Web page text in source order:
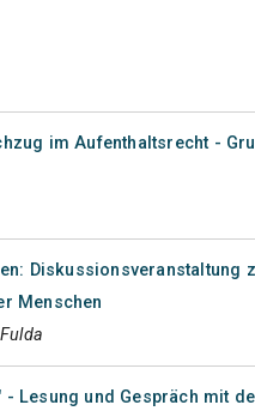
im Aufenthaltsrecht -
Diskussionsveranstaltung
Menschen
- Lesung und Gespräch mit